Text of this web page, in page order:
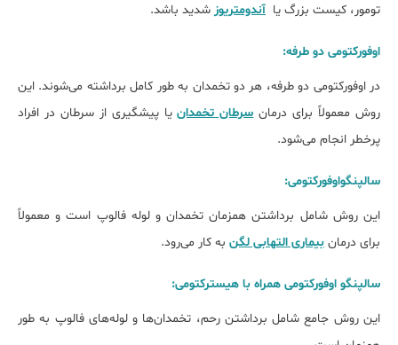
تومور، کیست بزرگ یا آندومتریوز شدید باشد.
اوفورکتومی دو طرفه:
در اوفورکتومی دو طرفه، هر دو تخمدان به طور کامل برداشته می‌شوند. این
روش معمولاً برای درمان سرطان تخمدانیا پیشگیری از سرطان در افراد
پرخطر انجام می‌شود.
سالپنگواوفورکتومی:
این روش شامل برداشتن همزمان تخمدان و لوله فالوپ است و معمولاً
برای درمان بیماری‌ التهابی لگن به کار می‌رود.
سالپنگو اوفورکتومی همراه با هیسترکتومی:
این روش جامع شامل برداشتن رحم، تخمدان‌ها و لوله‌های فالوپ به طور